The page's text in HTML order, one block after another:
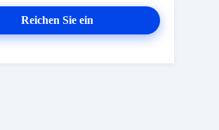
Reichen Sie ein